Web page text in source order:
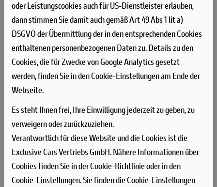
Look verleihen. Die Sportlichkeit wird durch die am
Lenkerstummel außen montierten Rückspiegel, dem
niedrigsten Lenker aller Scrambler Modelle, dem kurzen Heck
mit den Ducati Performance LED-Blinkern, den
Startnummernfelder und dem stylisch kurzen Kotflügel vorne
unterstrichen.
Auch für die
Führerscheinklasse A2 als 35
kW Version erhältlich!
oder Leistungscookies auch für US-Dienstleister erlauben,
dann stimmen Sie damit auch gemäß Art 49 Abs 1 lit a)
DSGVO der Übermittlung der in den entsprechenden Cookies
enthaltenen personenbezogenen Daten zu. Details zu den
Cookies, die für Zwecke von Google Analytics gesetzt
werden, finden Sie in den Cookie-Einstellungen am Ende der
Webseite.
Es steht Ihnen frei, Ihre Einwilligung jederzeit zu geben, zu
verweigern oder zurückzuziehen.
Verantwortlich für diese Website und die Cookies ist die
Exclusive Cars Vertriebs GmbH. Nähere Informationen über
Cookies finden Sie in der Cookie-Richtlinie oder in den
Cookie-Einstellungen. Sie finden die Cookie-Einstellungen